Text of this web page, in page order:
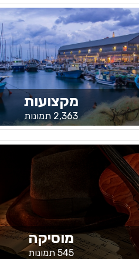
מקצועות
2,363 תמונות
מוסיקה
545 תמונות